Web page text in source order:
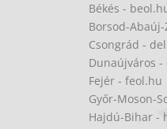
Békés -
Borsod-
Csongrád -
Dunaújváros
Fejér - feol.hu
Győr-Moson-
Hajdú-Bihar -